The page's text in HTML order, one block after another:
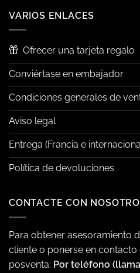
VARIOS ENLACES
Ofrecer una tarjeta regalo
Conviértase en embajador
Condiciones generales de
Aviso legal
Entrega (Francia e
Política de devoluciones
CONTACTE CON
Para obtener asesoramiento
cliente o ponerse en
posventa: Por teléfono